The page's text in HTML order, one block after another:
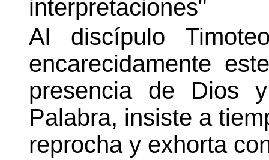
interpretaciones"
Al discípulo
encarecidamente
presencia de Dios
Palabra, insiste a
reprocha y exhorta